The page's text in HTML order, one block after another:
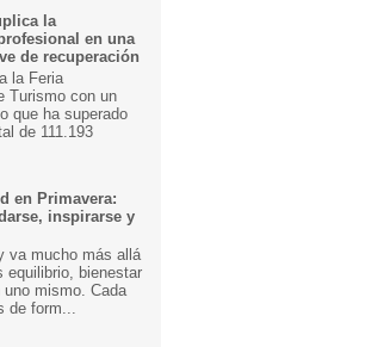
la
en una
de recuperación
la Feria
Turismo con un
que ha superado
de 111.193
en Primavera:
inspirarse y
va mucho más allá
equilibrio, bienestar
mismo. Cada
de form...